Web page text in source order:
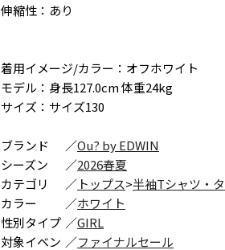
伸縮性：あり
着用イメージ/カラー：オフホワイト
モデル：身長127.0cm 体重24kg
サイズ：サイズ130
ブランド ／Ou? by EDWIN
シーズン
／2026春夏
カテゴリ
／ トップス>半袖Tシャツ・
カラー
／ホワイト
性別タイプ ／GIRL
対象イベン ／ファイナルセール